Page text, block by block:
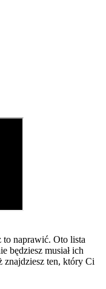
to naprawić. Oto lista
będziesz musiał ich
znajdziesz ten, który Ci